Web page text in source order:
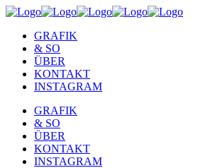
GRAFIK
& SO
ÜBER
KONTAKT
INSTAGRAM
GRAFIK
& SO
ÜBER
KONTAKT
INSTAGRAM